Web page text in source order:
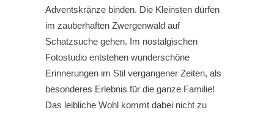
Adventskränze binden. Die Kleinsten dürfen
im zauberhaften Zwergenwald auf
Schatzsuche gehen. Im nostalgischen
Fotostudio entstehen wunderschöne
Erinnerungen im Stil vergangener Zeiten, als
besonderes Erlebnis für die ganze Familie!
Das leibliche Wohl kommt dabei nicht zu